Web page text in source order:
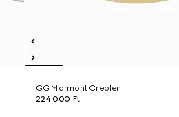
GG Marmont Creolen
224 000 Ft